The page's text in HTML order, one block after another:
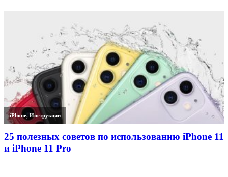
iPhone,Инструкции
25 полезных советов по использованию iPhone 11
и iPhone 11 Pro